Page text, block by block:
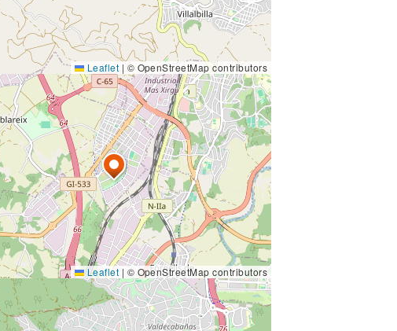
Leaflet | © OpenStreetMap contributors
Leaflet | © OpenStreetMap contributors